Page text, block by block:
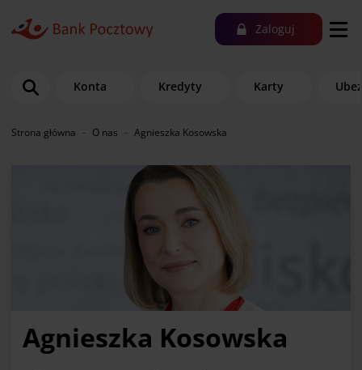
Zaloguj
Konta Kredyty Karty
Strona główna O nas Agnieszka Kosowska
Agnieszka Kosowska